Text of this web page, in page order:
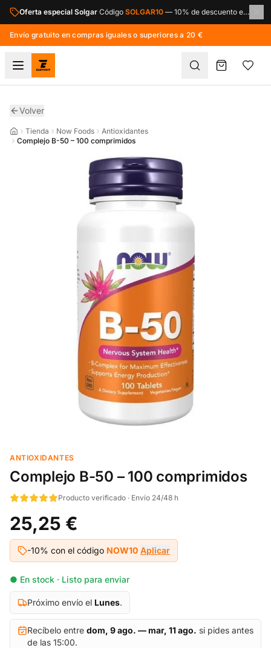
Saltar al contenido principal
Oferta especial Solgar Código SOLGAR10 — 10% de descuento en toda la marca Solgar.
Envío gratuito en compras iguales o superiores a 20 €
Volver
Tienda Now Foods
Antioxidantes
Complejo B-50 – 100 comprimidos
ANTIOXIDANTES
Complejo B-50 – 100 comprimidos
Producto verificado · Envío 24/48 h
25,25 €
-10% con el código NOW10 Aplicar
● En stock · Listo para enviar
Próximo envío el Lunes.
Recíbelo entre dom, 9 ago. — mar, 11 ago. si pides antes
de las 15:00.